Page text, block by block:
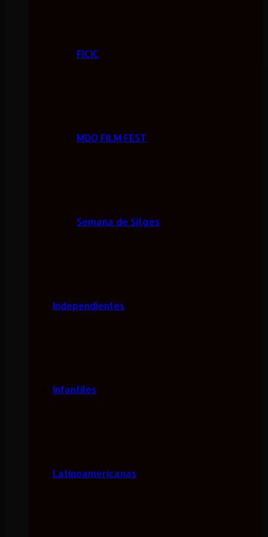
FICIC
MDQ FILM FEST
Semana de Sitges
Independientes
Infantiles
Latinoamericanas